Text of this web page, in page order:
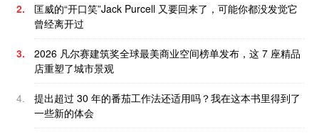
2.
匡威的“开口笑”Jack Purcell 又要回来了，可能你都没发觉它
曾经离开过
3.
2026 凡尔赛建筑奖全球最美商业空间榜单发布，这 7 座精品
店重塑了城市景观
4.
提出超过 30 年的番茄工作法还适用吗？我在这本书里得到了
一些新的体会